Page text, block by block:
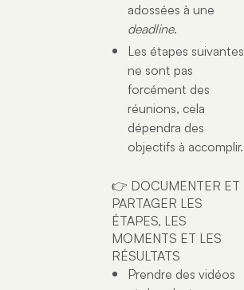
adossées à une
deadline.
Les étapes suivantes
ne sont pas
forcément des
réunions, cela
dépendra des
objectifs à accomplir.
👉 DOCUMENTER ET
PARTAGER LES
ÉTAPES, LES
MOMENTS ET LES
RÉSULTATS
Prendre des vidéos